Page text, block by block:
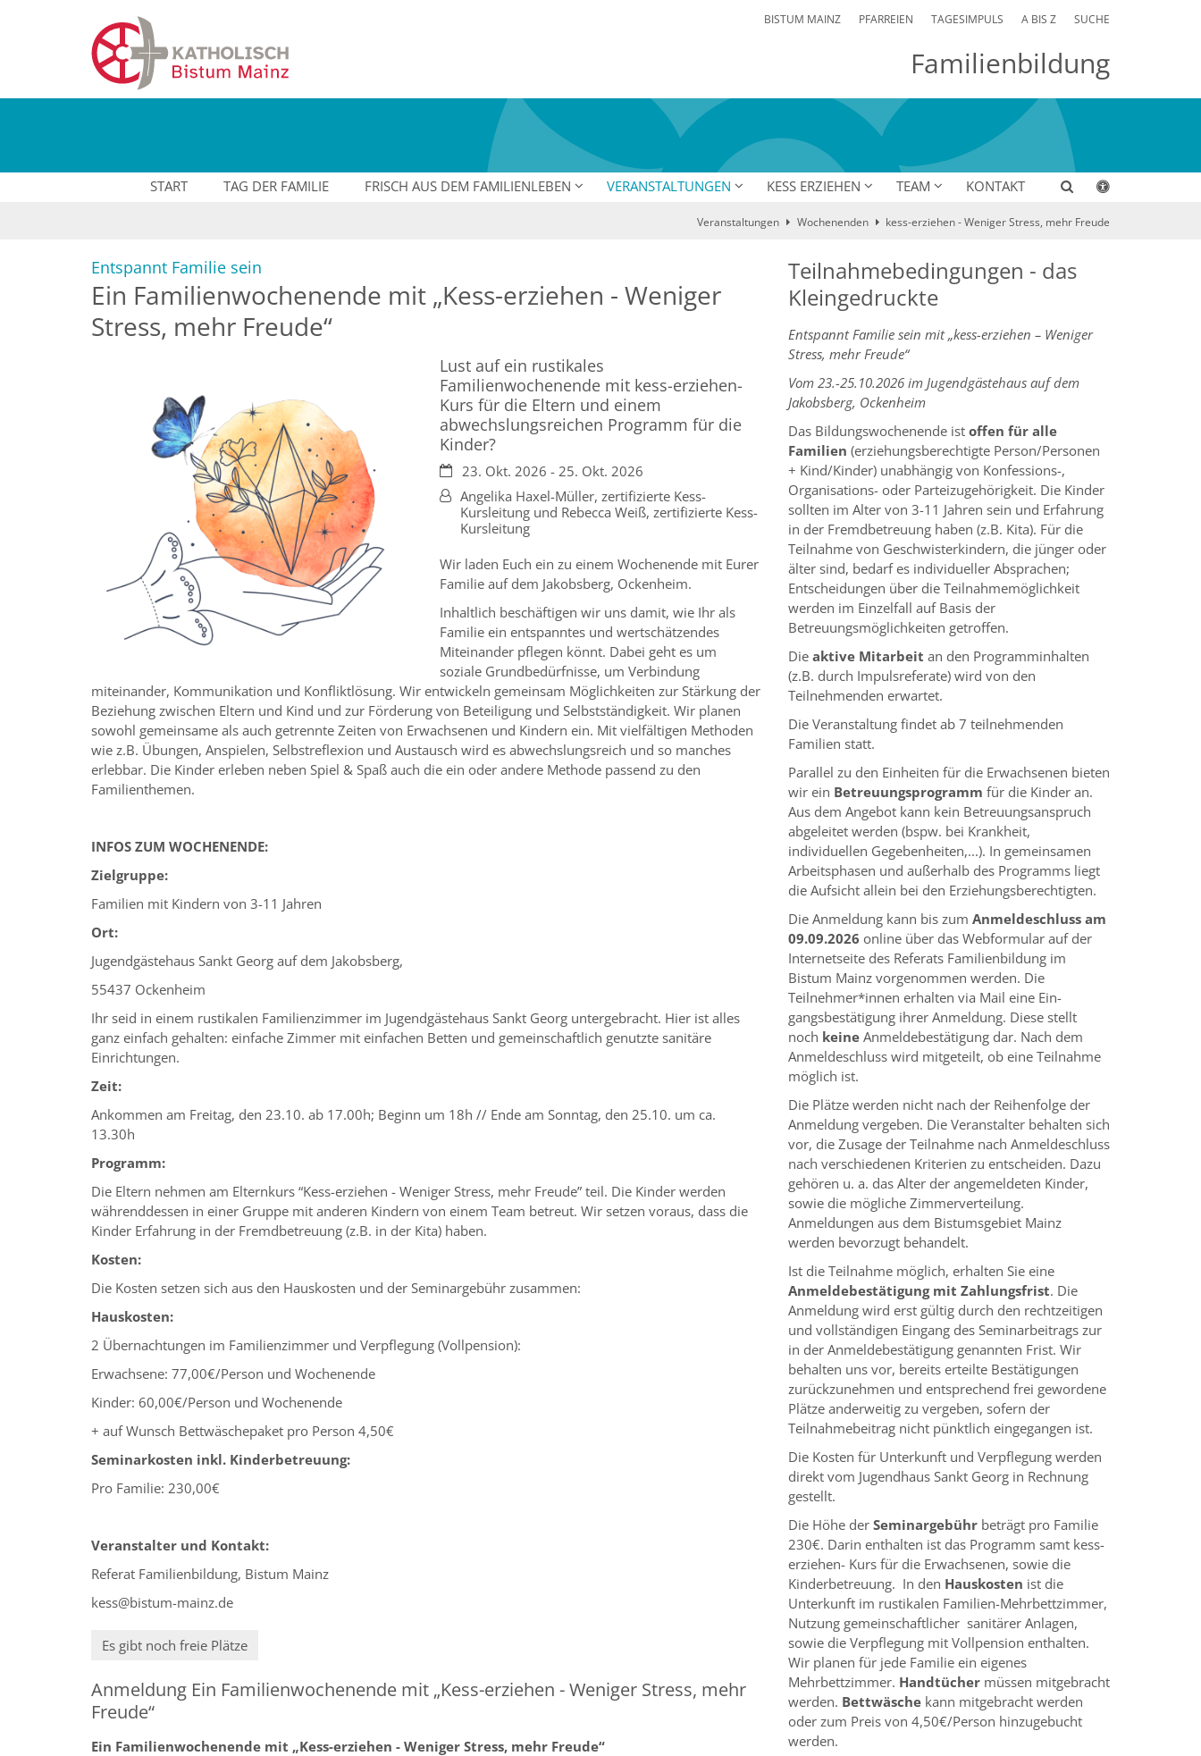
BISTUM MAINZ PFARREIEN TAGESIMPULS A BIS Z SUCHE
Familienbildung
START TAG DER FAMILIE FRISCH AUS DEM FAMILIENLEBEN VERANSTALTUNGEN KESS ERZIEHEN TEAM KONTAKT
Veranstaltungen Wochenenden kess-erziehen - Weniger Stress, mehr Freude
Entspannt Familie sein
Ein Familienwochenende mit „Kess-erziehen - Weniger
Stress, mehr Freude“
Lust auf ein rustikales
Familienwochenende mit kess-erziehen-
Kurs für die Eltern und einem
abwechslungsreichen Programm für die
Kinder?
Datum:23. Okt. 2026 - 25. Okt. 2026
Von:Angelika Haxel-Müller, zertifizierte Kess-
Kursleitung und Rebecca Weiß, zertifizierte Kess-
Kursleitung
Wir laden Euch ein zu einem Wochenende mit Eurer
Familie auf dem Jakobsberg, Ockenheim.
Inhaltlich beschäftigen wir uns damit, wie Ihr als
Familie ein entspanntes und wertschätzendes
Miteinander pflegen könnt. Dabei geht es um
soziale Grundbedürfnisse, um Verbindung
miteinander, Kommunikation und Konfliktlösung. Wir entwickeln gemeinsam Möglichkeiten zur Stärkung der
Beziehung zwischen Eltern und Kind und zur Förderung von Beteiligung und Selbstständigkeit. Wir planen
sowohl gemeinsame als auch getrennte Zeiten von Erwachsenen und Kindern ein. Mit vielfältigen Methoden
wie z.B. Übungen, Anspielen, Selbstreflexion und Austausch wird es abwechslungsreich und so manches
erlebbar. Die Kinder erleben neben Spiel & Spaß auch die ein oder andere Methode passend zu den
Familienthemen.
INFOS ZUM WOCHENENDE:
Zielgruppe:
Familien mit Kindern von 3-11 Jahren
Ort:
Jugendgästehaus Sankt Georg auf dem Jakobsberg,
55437 Ockenheim
Ihr seid in einem rustikalen Familienzimmer im Jugendgästehaus Sankt Georg untergebracht. Hier ist alles
ganz einfach gehalten: einfache Zimmer mit einfachen Betten und gemeinschaftlich genutzte sanitäre
Einrichtungen.
Zeit:
Ankommen am Freitag, den 23.10. ab 17.00h; Beginn um 18h // Ende am Sonntag, den 25.10. um ca.
13.30h
Programm:
Die Eltern nehmen am Elternkurs “Kess-erziehen - Weniger Stress, mehr Freude” teil. Die Kinder werden
währenddessen in einer Gruppe mit anderen Kindern von einem Team betreut. Wir setzen voraus, dass die
Kinder Erfahrung in der Fremdbetreuung (z.B. in der Kita) haben.
Kosten:
Die Kosten setzen sich aus den Hauskosten und der Seminargebühr zusammen:
Hauskosten:
2 Übernachtungen im Familienzimmer und Verpflegung (Vollpension):
Erwachsene: 77,00€/Person und Wochenende
Kinder: 60,00€/Person und Wochenende
+ auf Wunsch Bettwäschepaket pro Person 4,50€
Seminarkosten inkl. Kinderbetreuung:
Pro Familie: 230,00€
Veranstalter und Kontakt:
Referat Familienbildung, Bistum Mainz
kess@bistum-mainz.de
Es gibt noch freie Plätze
Anmeldung Ein Familienwochenende mit „Kess-erziehen - Weniger Stress, mehr
Freude“
Ein Familienwochenende mit „Kess-erziehen - Weniger Stress, mehr Freude“
Teilnahmebedingungen - das
Kleingedruckte
Entspannt Familie sein mit „kess-erziehen – Weniger
Stress, mehr Freude“
Vom 23.-25.10.2026 im Jugendgästehaus auf dem
Jakobsberg, Ockenheim
Das Bildungswochenende ist offen für alle
Familien (erziehungsberechtigte Per­son/Personen
+ Kind/Kinder) unabhängig von Konfessions-,
Organisations- oder Parteizugehörigkeit. Die Kinder
sollten im Alter von 3-11 Jahren sein und Erfahrung
in der Fremdbetreuung haben (z.B. Kita). Für die
Teilnahme von Geschwisterkindern, die jünger oder
älter sind, bedarf es individueller Absprachen;
Entscheidungen über die Teil­nahmemöglichkeit
werden im Einzelfall auf Basis der
Betreuungsmöglichkeiten ge­troffen.
Die aktive Mitarbeit an den Programminhalten
(z.B. durch Impulsreferate) wird von den
Teilnehmenden erwartet.
Die Veranstaltung findet ab 7 teilnehmenden
Familien statt.
Parallel zu den Einheiten für die Erwachsenen bieten
wir ein Betreuungsprogramm für die Kinder an.
Aus dem Angebot kann kein Betreuungsanspruch
abgeleitet werden (bspw. bei Krankheit,
individuellen Gegebenheiten,...). In gemeinsamen
Arbeits­phasen und außerhalb des Programms liegt
die Aufsicht allein bei den Erziehungs­berechtigten.
Die Anmeldung kann bis zum Anmeldeschluss am
09.09.2026 online über das Webformular auf der
Internetseite des Referats Familienbildung im
Bistum Mainz vorgenommen werden. Die
Teilnehmer*innen erhalten via Mail eine Ein­
gangsbestätigung ihrer Anmeldung. Diese stellt
noch keine Anmeldebestätigung dar. Nach dem
Anmeldeschluss wird mitgeteilt, ob eine Teilnahme
möglich ist.
Die Plätze werden nicht nach der Reihenfolge der
Anmeldung vergeben. Die Veran­stalter behalten sich
vor, die Zusage der Teilnahme nach Anmeldeschluss
nach ver­schiedenen Kriterien zu entscheiden. Dazu
gehören u. a. das Alter der angemeldeten Kinder,
sowie die mögliche Zimmerverteilung.
Anmeldungen aus dem Bistumsgebiet Mainz
werden bevorzugt behandelt.
Ist die Teilnahme möglich, erhalten Sie eine
Anmeldebestätigung mit Zahlungsfrist. Die
Anmeldung wird erst gültig durch den rechtzeitigen
und vollständigen Eingang des Seminarbeitrags zur
in der Anmeldebestätigung genannten Frist. Wir
behalten uns vor, bereits erteilte Bestätigungen
zurückzunehmen und entsprechend frei ge­wordene
Plätze anderweitig zu vergeben, sofern der
Teilnahmebeitrag nicht pünkt­lich eingegangen ist.
Die Kosten für Unterkunft und Verpflegung werden
direkt vom Jugendhaus Sankt Georg in Rechnung
gestellt.
Die Höhe der Seminargebühr beträgt pro Familie
230€. Darin enthalten ist das Programm samt kess-
erziehen- Kurs für die Erwachsenen, sowie die
Kinderbetreuung. In den Hauskosten ist die
Unterkunft im rustikalen Familien-Mehrbettzimmer,
Nutzung gemeinschaftlicher sanitärer Anlagen,
sowie die Verpflegung mit Vollpension enthalten.
Wir planen für jede Familie ein eigenes
Mehrbettzimmer. Handtücher müssen mitgebracht
werden. Bettwäsche kann mitgebracht werden
oder zum Preis von 4,50€/Person hinzugebucht
werden.